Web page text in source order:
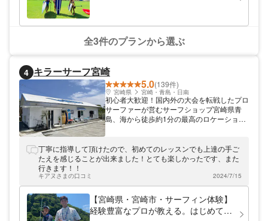
全3件のプランから選ぶ
4 キラーサーフ宮崎
5.0(139件)
宮崎県 宮崎・青島・日南
初心者大歓迎！国内外の大会を転戦したプロ
サーファーが営むサーフショップ宮崎県青
島、海から徒歩約1分の最高のロケーション
ャーいたしております。初心者でもチャレン
ジしやすい優しい波の中、サーフィンを楽し
空港」から車で約15分。宮崎の美しい海を
当店でどうぞご満喫ください。
丁寧に指導して頂けたので、初めてのレッスンでも上達の手ご
たえを感じることが出来ました！とても楽しかったです、また
行きます！！
キアヌさまの口コミ 2024/7/15
【宮崎県・宮崎市・サーフィン体験】
経験豊富なプロが教える。はじめての